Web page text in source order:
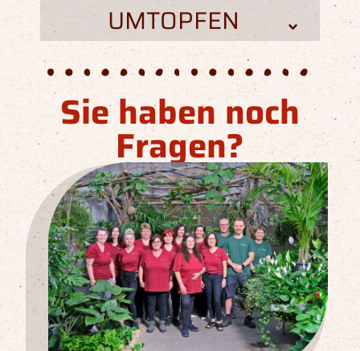
UMTOPFEN
Sie haben noch
Fragen?